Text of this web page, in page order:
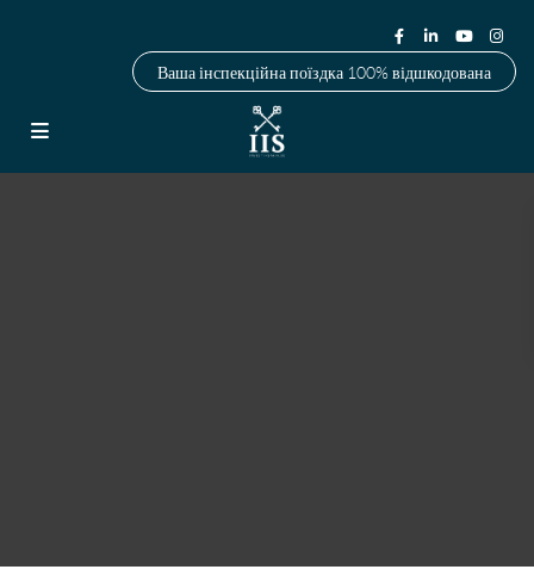
Ваша інспекційна поїздка 100% відшкодована